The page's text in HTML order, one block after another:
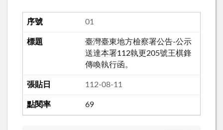
01
臺灣臺東地方檢察署公告-公示
送達本署112執更205號王棋鋒
傳喚執行函。
112-08-11
69